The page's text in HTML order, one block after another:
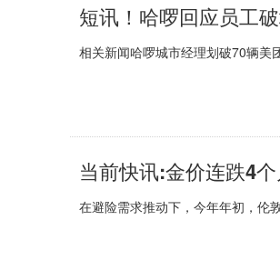
相关新闻哈啰城市经理划破70辆美
在避险需求推动下，今年年初，伦